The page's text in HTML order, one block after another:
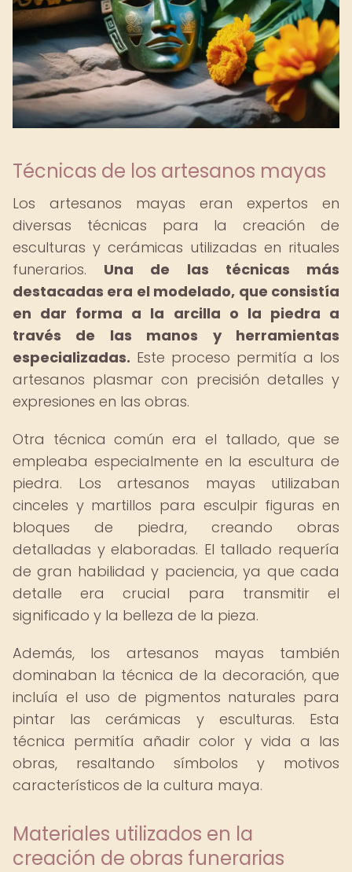
Técnicas de los artesanos mayas
Los artesanos mayas eran expertos en
diversas técnicas para la creación de
esculturas y cerámicas utilizadas en rituales
funerarios. Una de las técnicas más
destacadas era el modelado, que consistía
en dar forma a la arcilla o la piedra a
través de las manos y herramientas
especializadas. Este proceso permitía a los
artesanos plasmar con precisión detalles y
expresiones en las obras.
Otra técnica común era el tallado, que se
empleaba especialmente en la escultura de
piedra. Los artesanos mayas utilizaban
cinceles y martillos para esculpir figuras en
bloques de piedra, creando obras
detalladas y elaboradas. El tallado requería
de gran habilidad y paciencia, ya que cada
detalle era crucial para transmitir el
significado y la belleza de la pieza.
Además, los artesanos mayas también
dominaban la técnica de la decoración, que
incluía el uso de pigmentos naturales para
pintar las cerámicas y esculturas. Esta
técnica permitía añadir color y vida a las
obras, resaltando símbolos y motivos
característicos de la cultura maya.
Materiales utilizados en la
creación de obras funerarias